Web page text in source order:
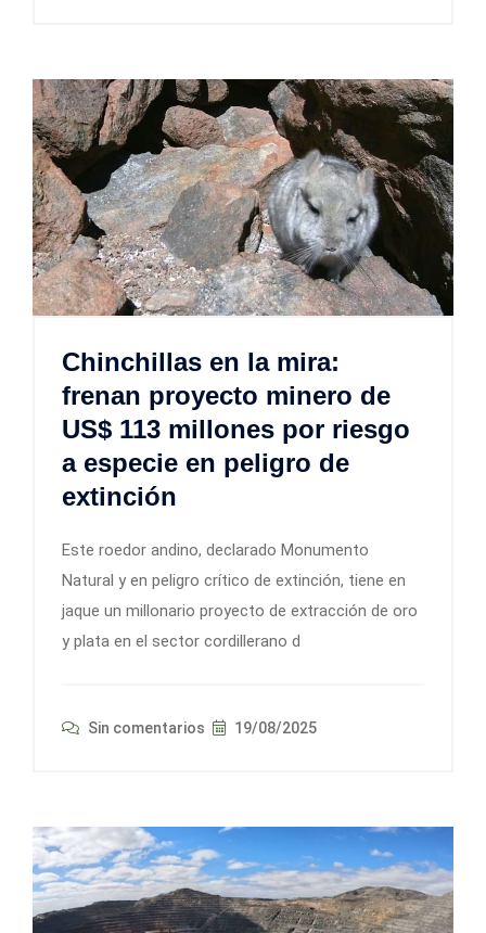
Chinchillas en la mira:
frenan proyecto minero de
US$ 113 millones por riesgo
a especie en peligro de
extinción
Este roedor andino, declarado Monumento
Natural y en peligro crítico de extinción, tiene en
jaque un millonario proyecto de extracción de oro
y plata en el sector cordillerano d
Sin comentarios 19/08/2025